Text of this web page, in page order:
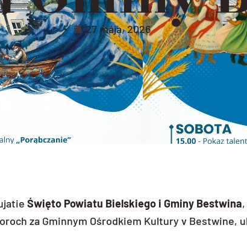
27 mája, 2026
Święto Powiatu Bielskiego i Gminy Bestwina
za Gminnym Ośrodkiem Kultury v Bestwine,